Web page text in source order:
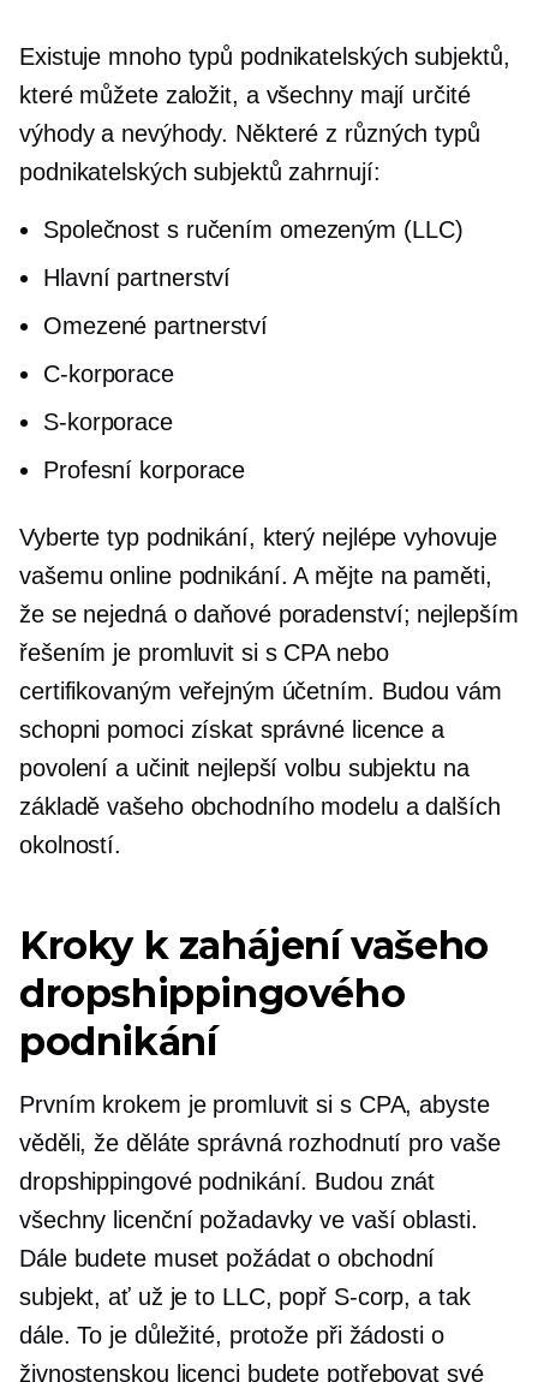
Existuje mnoho typů podnikatelských subjektů,
které můžete založit, a všechny mají určité
výhody a nevýhody. Některé z různých typů
podnikatelských subjektů zahrnují:
Společnost s ručením omezeným (LLC)
Hlavní partnerství
Omezené partnerství
C-korporace
S-korporace
Profesní korporace
Vyberte typ podnikání, který nejlépe vyhovuje
vašemu online podnikání. A mějte na paměti,
že se nejedná o daňové poradenství; nejlepším
řešením je promluvit si s CPA nebo
certifikovaným veřejným účetním. Budou vám
schopni pomoci získat správné licence a
povolení a učinit nejlepší volbu subjektu na
základě vašeho obchodního modelu a dalších
okolností.
Kroky k zahájení vašeho
dropshippingového
podnikání
Prvním krokem je promluvit si s CPA, abyste
věděli, že děláte správná rozhodnutí pro vaše
dropshippingové podnikání. Budou znát
všechny licenční požadavky ve vaší oblasti.
Dále budete muset požádat o obchodní
subjekt, ať už je to LLC, popř S-corp, a tak
dále. To je důležité, protože při žádosti o
živnostenskou licenci budete potřebovat své